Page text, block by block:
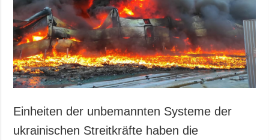
Einheiten der unbemannten Systeme der
ukrainischen Streitkräfte haben die